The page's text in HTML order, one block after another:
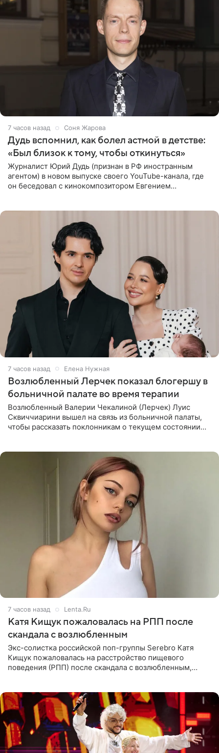
7 часов назад Соня Жарова
Дудь вспомнил, как болел астмой в детстве:
«Был близок к тому, чтобы откинуться»
Журналист Юрий Дудь (признан в РФ иностранным
агентом) в новом выпуске своего YouTube-канала, где
он беседовал с кинокомпозитором Евгением
7 часов назад Елена Нужная
Возлюбленный Лерчек показал блогершу в
больничной палате во время терапии
Возлюбленный Валерии Чекалиной (Лерчек) Луис
Сквиччиарини вышел на связь из больничной палаты,
чтобы рассказать поклонникам о текущем состоянии
7 часов назад Lenta.Ru
Катя Кищук пожаловалась на РПП после
скандала с возлюбленным
Экс-солистка российской поп-группы Serebro Катя
Кищук пожаловалась на расстройство пищевого
поведения (РПП) после скандала с возлюбленным,